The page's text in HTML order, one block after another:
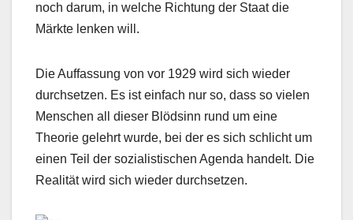
noch darum, in welche Richtung der Staat die
Märkte lenken will.
Die Auffassung von vor 1929 wird sich wieder
durchsetzen. Es ist einfach nur so, dass so vielen
Menschen all dieser Blödsinn rund um eine
Theorie gelehrt wurde, bei der es sich schlicht um
einen Teil der sozialistischen Agenda handelt. Die
Realität wird sich wieder durchsetzen.